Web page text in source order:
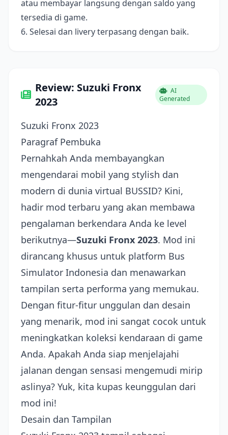
atau membayar langsung dengan saldo yang
tersedia di game.
6. Selesai dan livery terpasang dengan baik.
Review: Suzuki Fronx
2023
AI
Generated
Suzuki Fronx 2023
Paragraf Pembuka
Pernahkah Anda membayangkan
mengendarai mobil yang stylish dan
modern di dunia virtual BUSSID? Kini,
hadir mod terbaru yang akan membawa
pengalaman berkendara Anda ke level
berikutnya—Suzuki Fronx 2023. Mod ini
dirancang khusus untuk platform Bus
Simulator Indonesia dan menawarkan
tampilan serta performa yang memukau.
Dengan fitur-fitur unggulan dan desain
yang menarik, mod ini sangat cocok untuk
meningkatkan koleksi kendaraan di game
Anda. Apakah Anda siap menjelajahi
jalanan dengan sensasi mengemudi mirip
aslinya? Yuk, kita kupas keunggulan dari
mod ini!
Desain dan Tampilan